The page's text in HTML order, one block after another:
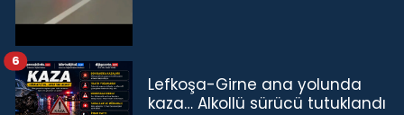
Lefkoşa-Girne ana yolunda
kaza… Alkollü sürücü tutuklandı
6